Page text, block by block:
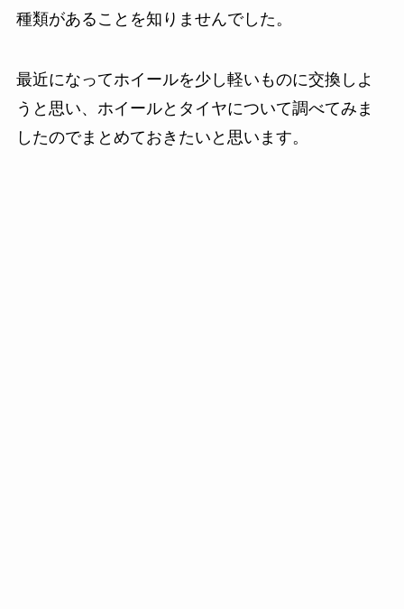
種類があることを知りませんでした。
最近になってホイールを少し軽いものに交換しよ
うと思い、ホイールとタイヤについて調べてみま
したのでまとめておきたいと思います。